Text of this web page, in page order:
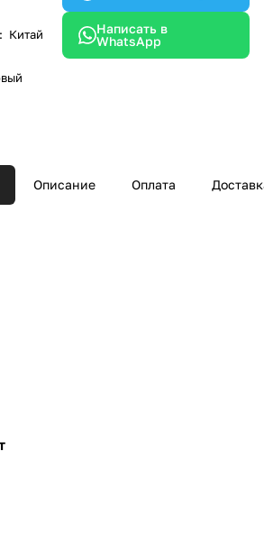
: Китай
Написать в
WhatsApp
Описание Оплата